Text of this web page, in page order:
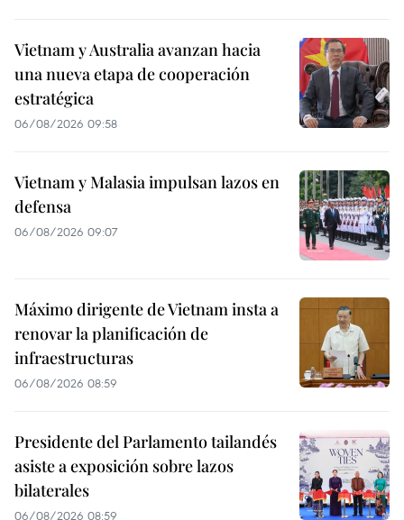
Vietnam y Australia avanzan hacia
una nueva etapa de cooperación
estratégica
06/08/2026 09:58
Vietnam y Malasia impulsan lazos en
defensa
06/08/2026 09:07
Máximo dirigente de Vietnam insta a
renovar la planificación de
infraestructuras
06/08/2026 08:59
Presidente del Parlamento tailandés
asiste a exposición sobre lazos
bilaterales
06/08/2026 08:59